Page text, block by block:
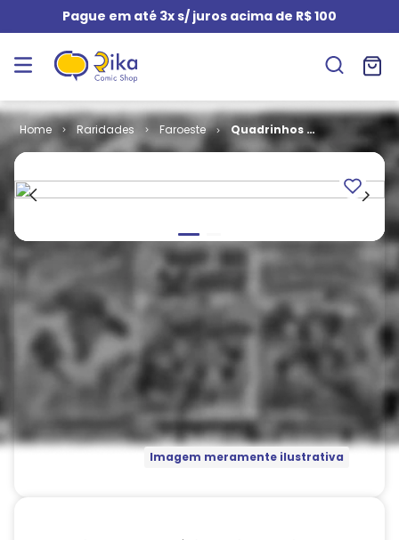
Pague em até 3x s/ juros acima de R$ 100
Raridades Faroeste
Quadrinhos -
2ª Série - Tim
13
Imagem meramente ilustrativa